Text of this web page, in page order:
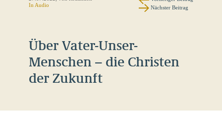
In Audio
Nächster Beitrag
Über Vater-Unser-
Menschen – die Christen
der Zukunft